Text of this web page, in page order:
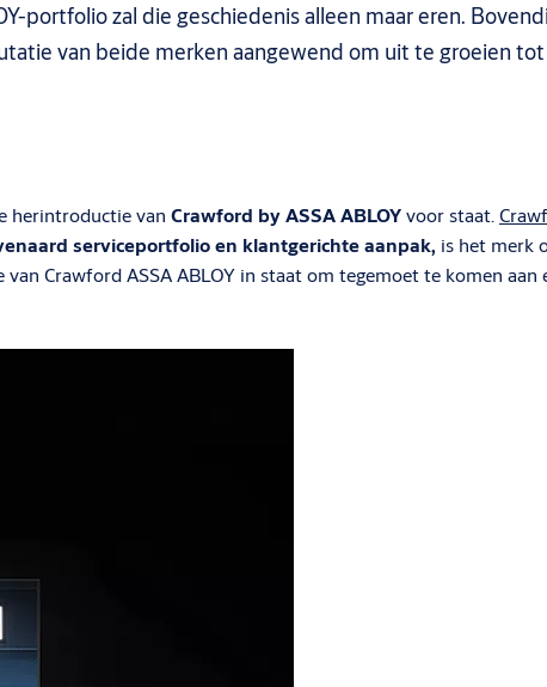
portfolio zal die geschiedenis alleen maar eren.
van beide merken aangewend om uit te groeien
herintroductie van Crawford by ASSA ABLOYvoor staat.
serviceportfolio en klantgerichte aanpak, is het merk
Crawford ASSA ABLOY in staat om tegemoet te komen